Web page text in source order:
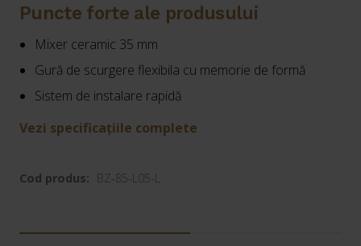
Puncte forte ale produsului
Mixer ceramic 35 mm
Gură de scurgere flexibila cu memorie de formă
Sistem de instalare rapidă
Vezi specificațiile complete
Cod produs: BZ-85-L05-L